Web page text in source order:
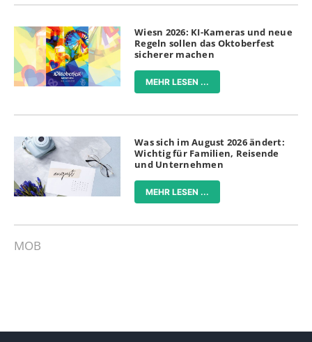
Wiesn 2026: KI-Kameras und neue
Regeln sollen das Oktoberfest
sicherer machen
MEHR LESEN ...
Was sich im August 2026 ändert:
Wichtig für Familien, Reisende
und Unternehmen
MEHR LESEN ...
MOB